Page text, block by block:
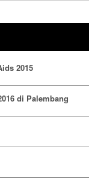
2015
di Palembang